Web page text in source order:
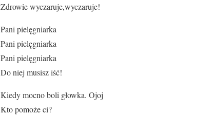
Zdrowie wyczaruje,wyczaruje!
Pani pielęgniarka
Pani pielęgniarka
Pani pielęgniarka
Do niej musisz iść!
Kiedy mocno boli głowka. Ojoj
Kto pomoże ci?